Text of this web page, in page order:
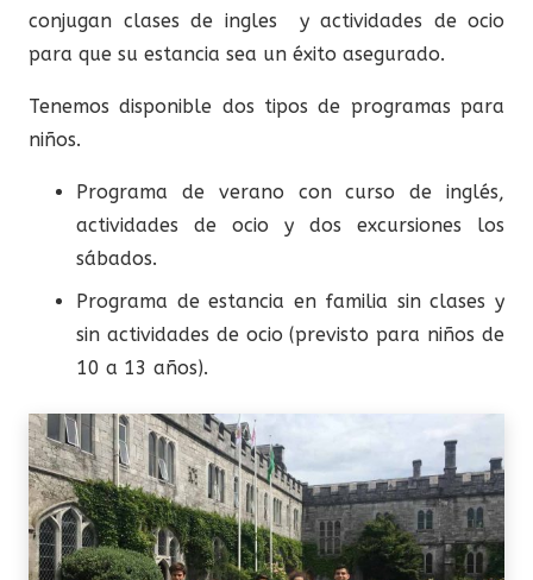
conjugan clases de ingles y actividades de ocio
para que su estancia sea un éxito asegurado.
Tenemos disponible dos tipos de programas para
niños.
Programa de verano con curso de inglés,
actividades de ocio y dos excursiones los
sábados.
Programa de estancia en familia sin clases y
sin actividades de ocio (previsto para niños de
10 a 13 años).